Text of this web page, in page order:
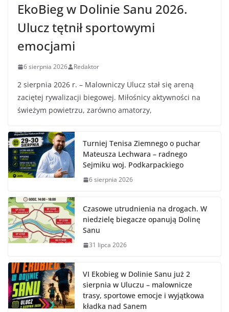
EkoBieg w Dolinie Sanu 2026.
Ulucz tętnił sportowymi
emocjami
6 sierpnia 2026 Redaktor
2 sierpnia 2026 r. – Malowniczy Ulucz stał się areną
zaciętej rywalizacji biegowej. Miłośnicy aktywności na
świeżym powietrzu, zarówno amatorzy,
Turniej Tenisa Ziemnego o puchar
Mateusza Lechwara – radnego
Sejmiku woj. Podkarpackiego
6 sierpnia 2026
Czasowe utrudnienia na drogach. W
niedzielę biegacze opanują Dolinę
Sanu
31 lipca 2026
VI Ekobieg w Dolinie Sanu już 2
sierpnia w Uluczu – malownicze
trasy, sportowe emocje i wyjątkowa
kładka nad Sanem